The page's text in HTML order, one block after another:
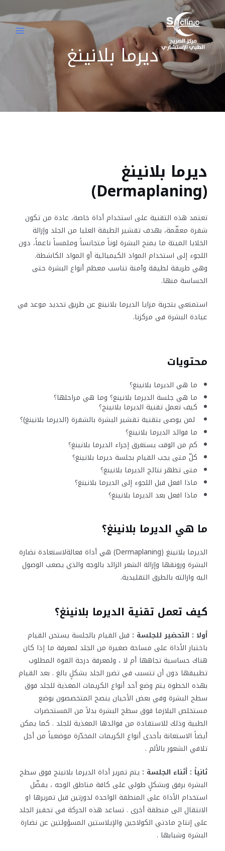
إلى
المحتوى
ديرما بلانينغ
ديرما بلانينغ
(Dermaplaning)
تعتمد هذه التقنية على استخدام أداة خاصة، عادة من تكون
شفرة معقّمة، بهدف تقشير الطبقة العليا من الجلد وإزالة
الخلايا الميتة ما يمنح البشرة لوناً متجانساً وملمساً ناعماً، دون
اللجوء إلى استخدام المواد الكيميائية أو المواد الكاشطة.
وهي طريقة لطيفة وآمنة تناسب معظم أنواع البشرة حتى
الحساسة منها.
استمتعي بتجربة مزايا الديرما بلانينغ عن طريق تحديد موعد في
عيادة البشرة في مركزنا.
محتويات
ما هي الديرما بلانينغ؟
ما هي جلسة الديرما بلانينغ؟ وما هي مراحلها؟
كيف تعمل تقنية الديرما بلانينج؟
لمن يوصى بتقنية تقشير البشرة بالشفرة (الديرما بلانينغ)؟
ما فوائد الديرما بلانينغ؟
كم من الوقت يستغرق إجراء الديرما بلانينغ؟
كلّ متى يجب القيام بجلسة ديرما بلانينغ؟
متى تظهر نتائج الديرما بلانينغ؟
ماذا افعل قبل اللجوء إلى الديرما بلانينغ؟
ماذا افعل بعد الديرما بلانينغ؟
ما هي الديرما بلانينغ؟
الديرما بلانينغ (Dermaplaning) هي أداة فعالةلاستعادة نضارة
البشرة ورونقها وإزالة الشعر الزائد بالوجه والذي يصعب الوصول
اليه وازالته بالطرق التقليدية.
كيف تعمل تقنية الديرما بلانينغ؟
أولا : التحضير للجلسة : قبل القيام بالجلسة يستحن القيام
باختبار الأداة على مساحة صغيرة من الجلد لمعرفة ما إذا كان
هناك حساسية تجاهها أم لا ، ولمعرفة درجة القوة المطلوب
تطبيقها دون أن تتسبب في تضرر الجلد بشكلٍ بالغ . بعد القيام
بهذه الخطوة يتم وضع أحد أنواع الكريمات المغذية للجلد فوق
سطح البشرة وفي بعض الأحيان ينصح المتخصصون بوضع
مستخلص البلازما فوق سطح البشرة بدلاً من المستحضرات
الطبية وذلك للاستفادة من فوائدها المغذية للجلد . كما يمكن
أيضاً الاستعانة بأحدى أنواع الكريمات المخدّرة موضعياً من أجل
تلافي الشعور بالألم .
ثانياً : أثناء الجلسة : يتم تمرير أداة الديرما بلانينج فوق سطح
البشرة برفق وبشكلٍ طولي على كافة مناطق الوجه ، يفضّل
استخدام الأداة على المنطقة الواحدة لدورتين قبل تمريرها او
الانتقال الى منطقة أخرى . تساعد هذه الحركة في تحفيز الجلد
على إنتاج مادتي الكولاجين والإيلاستين المسؤولتين عن نضارة
البشرة وشبابها .